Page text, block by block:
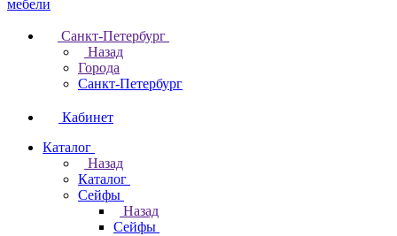
Санкт-Петербург
Назад
Города
Санкт-Петербург
Кабинет
Каталог
Назад
Каталог
Cейфы
Назад
Cейфы